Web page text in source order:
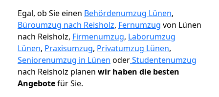
Egal, ob Sie einen Behördenumzug Lünen,
Büroumzug nach Reisholz, Fernumzug von Lünen
nach Reisholz, Firmenumzug, Laborumzug
Lünen, Praxisumzug, Privatumzug Lünen,
Seniorenumzug in Lünen oderStudentenumzug
nach Reisholz planen wir haben die besten
Angebotefür Sie.